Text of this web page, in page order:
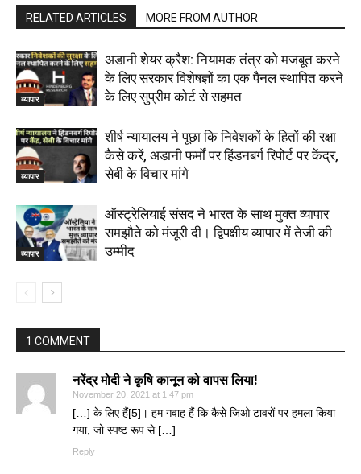
RELATED ARTICLES MORE FROM AUTHOR
व्यापार
अडानी शेयर क्रैश: नियामक तंत्र को मजबूत करने
के लिए सरकार विशेषज्ञों का एक पैनल स्थापित करने
के लिए सुप्रीम कोर्ट से सहमत
व्यापार
शीर्ष न्यायालय ने पूछा कि निवेशकों के हितों की रक्षा
कैसे करें, अडानी फर्मों पर हिंडनबर्ग रिपोर्ट पर केंद्र,
सेबी के विचार मांगे
व्यापार
ऑस्ट्रेलियाई संसद ने भारत के साथ मुक्त व्यापार
समझौते को मंजूरी दी। द्विपक्षीय व्यापार में तेजी की
उम्मीद
1 COMMENT
नरेंद्र मोदी ने कृषि कानून को वापस लिया!
November 20, 2021 at 1:47 pm
[…] के लिए हैं[5]। हम गवाह हैं कि कैसे जिओ टावरों पर हमला किया
गया, जो स्पष्ट रूप से […]
Reply